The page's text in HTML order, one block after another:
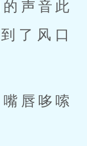
声音此
了风口
唇哆嗦